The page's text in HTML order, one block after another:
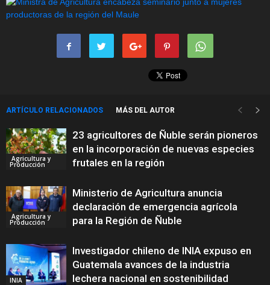
ARTÍCULO RELACIONADOS MÁS DEL AUTOR
Agricultura y
Producción
23 agricultores de Ñuble serán pioneros
en la incorporación de nuevas especies
frutales en la región
Agricultura y
Producción
Ministerio de Agricultura anuncia
declaración de emergencia agrícola
para la Región de Ñuble
INIA
Investigador chileno de INIA expuso en
Guatemala avances de la industria
lechera nacional en sostenibilidad